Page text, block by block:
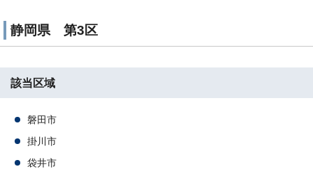
静岡県 第3区
該当区域
磐田市
掛川市
袋井市